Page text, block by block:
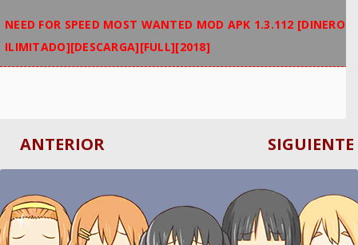
NEED FOR SPEED MOST WANTED MOD APK 1.3.112 [DINERO
ILIMITADO][DESCARGA][FULL][2018]
SIGUIENTE
ANTERIOR